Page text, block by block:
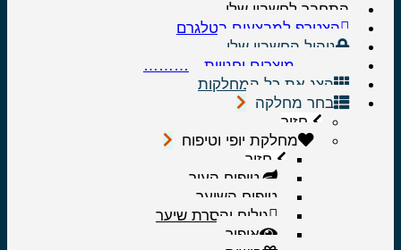
התחבר לחשבון שלי
הצטרף למבצעים בטלגרם
ניהול החשבון שלי
………..מוצרים וחנויות…………
הצג את כל המחלקות
בחר מחלקה
חזור
מחלקת יופי וטיפוח
חזור
טיפוח העור
טיפוח השיער
גילוח והסרת שיער
איפור